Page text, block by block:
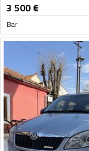
3 500€
Bar